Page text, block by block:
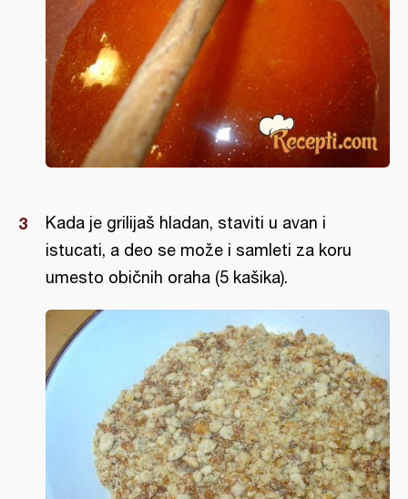
Kada je grilijaš hladan, staviti u avan i
istucati, a deo se može i samleti za koru
umesto običnih oraha (5 kašika).